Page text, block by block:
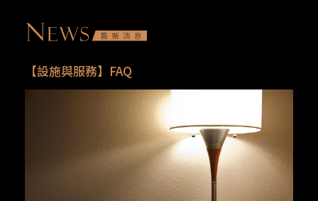
【設施與服務】FAQ